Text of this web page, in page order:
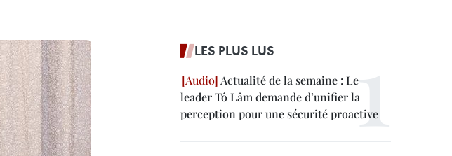
LES PLUS LUS
Actualité de la semaine : Le
leader Tô Lâm demande d’unifier la
perception pour une sécurité proactive